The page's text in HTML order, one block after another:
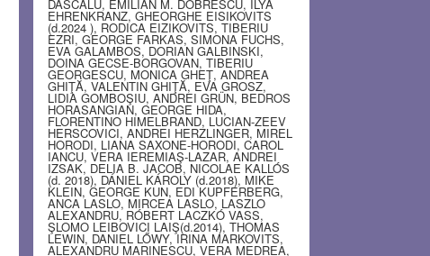
DASCĂLU, EMILIAN M. DOBRESCU, ILYA
EHRENKRANZ, GHEORGHE EISIKOVITS
(d.2024 ), RODICA EIZIKOVITS, TIBERIU
EZRI, GEORGE FARKAS, SIMONA FUCHS,
EVA GALAMBOS, DORIAN GALBINSKI,
DOINA GECSE-BORGOVAN, TIBERIU
GEORGESCU, MONICA GHEŢ, ANDREA
GHIŢĂ, VALENTIN GHIŢĂ, EVA GROSZ,
LIDIA GOMBOŞIU, ANDREI GRÜN, BEDROS
HORASANGIAN, GEORGE HIDA,
FLORENTINO HIMELBRAND, LUCIAN-ZEEV
HERSCOVICI, ANDREI HERZLINGER, MIREL
HORODI, LIANA SAXONE-HORODI, CAROL
IANCU, VERA IEREMIAŞ-LAZAR, ANDREI
IZSAK, DELIA B. JACOB, NICOLAE KALLÓS
(d. 2018), DÁNIEL KÁROLY (d.2018), MIKE
KLEIN, GEORGE KUN, EDI KUPFERBERG,
ANCA LASLO, MIRCEA LASLO, LASZLO
ALEXANDRU, RÓBERT LACZKÓ VASS,
ŞLOMO LEIBOVICI LAIŞ(d.2014), THOMAS
LEWIN, DANIEL LŐWY, IRINA MARKOVITS,
ALEXANDRU MARINESCU, VERA MEDREA,